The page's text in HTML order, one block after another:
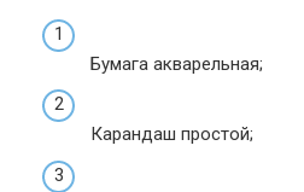
Бумага акварельная;
Карандаш простой;